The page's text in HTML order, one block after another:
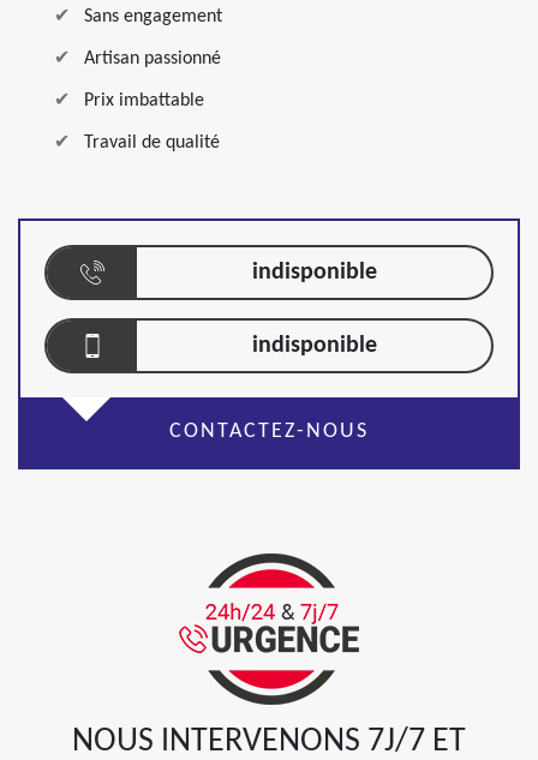
Sans engagement
Artisan passionné
Prix imbattable
Travail de qualité
indisponible
indisponible
CONTACTEZ-NOUS
NOUS INTERVENONS 7J/7 ET